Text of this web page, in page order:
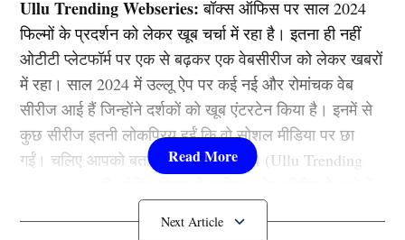
Ullu Trending Webseries: बॉक्स ऑफिस पर साल 2024
फिल्मों के प्रदर्शन को लेकर खूब चर्चा में रहा है। इतना ही नहीं
ओटीटी प्लेटफॉर्म पर एक से बढ़कर एक वेबसीरीज को लेकर खबरों
में रहा। साल 2024 में उल्लू ऐप पर कई नई और रोमांचक वेब
सीरीज आई हैं जिन्होंने दर्शकों को खूब एंटरटेन किया है। इनमें से
कुछ सीरीज इतनी लोकप्रिय हुईं कि वो सोशल मीडिया पर छा
गईं। चलिए आपको बताते हैं उल्लू ऐप 2024 (Ullu Trending